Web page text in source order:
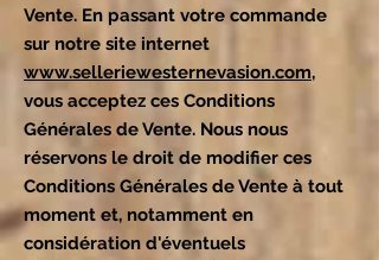
Vente. En passant votre commande
sur notre site internet
www.selleriewesternevasion.com,
vous acceptez ces Conditions
Générales de Vente. Nous nous
réservons le droit de modifier ces
Conditions Générales de Vente à tout
moment et, notamment en
considération d'éventuels